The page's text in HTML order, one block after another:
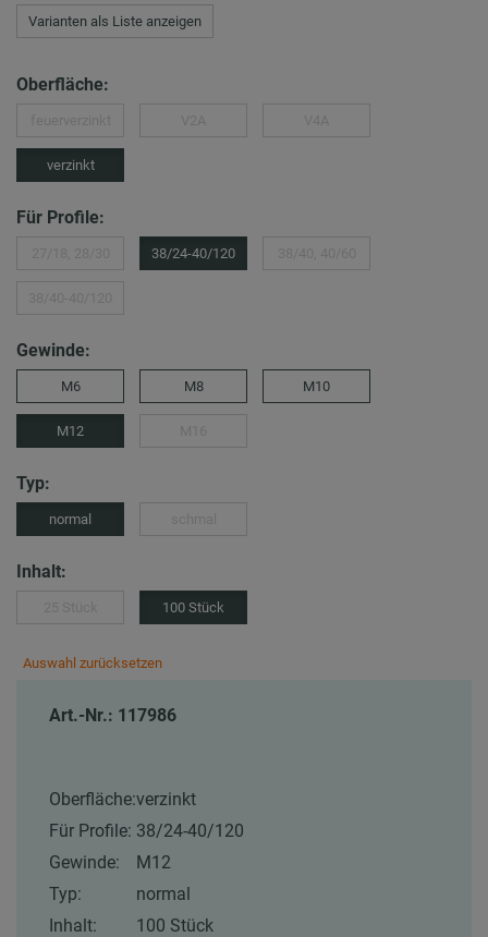
Varianten als Liste anzeigen
Oberfläche:
verzinkt
Für Profile:
38/24-40/120
Gewinde:
M6 M8 M10
M12
Typ:
normal
Inhalt:
100 Stück
Auswahl zurücksetzen
Art.-Nr.: 117986
Oberfläche:verzinkt
Für Profile: 38/24-40/120
Gewinde:
M12
Typ:
normal
Inhalt:
100 Stück